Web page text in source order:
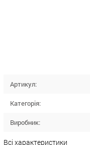
Артикул:
Категорія:
Виробник:
Всі характеристики